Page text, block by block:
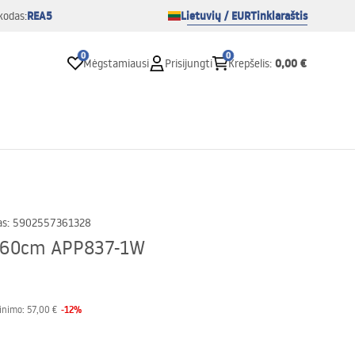
REA5 Lietuvių / EURTinklaraštis
0
Mėgstamiausi Prisijungti
0
Krepšelis: 0,00 €
: 5902557361328
APP837-1W
57,00 € -12%